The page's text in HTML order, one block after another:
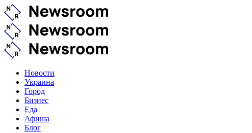
Новости
Украина
Город
Бизнес
Еда
Афиша
Блог